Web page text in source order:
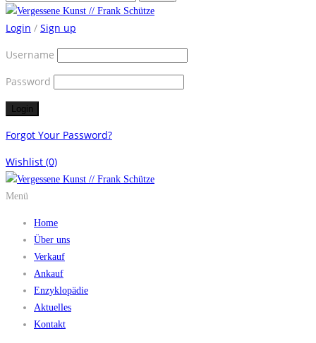
Login / Sign up
Username
Password
Forgot Your Password?
Wishlist (0)
Menü
Home
Über uns
Verkauf
Ankauf
Enzyklopädie
Aktuelles
Kontakt